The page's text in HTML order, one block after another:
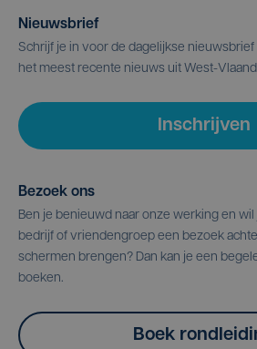
Nieuwsbrief
Schrijf je in voor de dagelijkse
het meest recente nieuws uit West-
Inschrijven
Bezoek ons
Ben je benieuwd naar onze werking en
bedrijf of vriendengroep een bezoek
schermen brengen? Dan kan je een
boeken.
Boek